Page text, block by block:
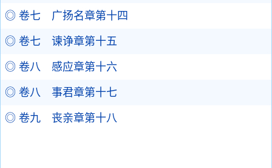
◎ 卷七 广扬名章第十四
◎ 卷七 谏诤章第十五
◎ 卷八 感应章第十六
◎ 卷八 事君章第十七
◎ 卷九 丧亲章第十八